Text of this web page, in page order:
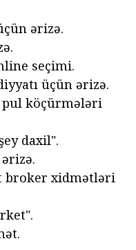
ərizə.
seçimi.
üçün ərizə.
köçürmələri
daxil".
broker xidmətləri